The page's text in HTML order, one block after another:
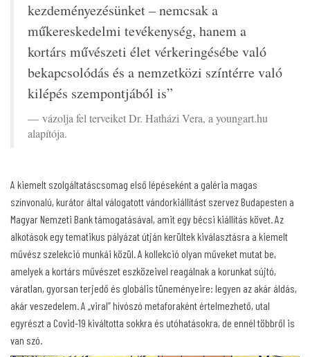
kezdeményezésünket – nemcsak a
műkereskedelmi tevékenység, hanem a
kortárs művészeti élet vérkeringésébe való
bekapcsolódás és a nemzetközi színtérre való
kilépés szempontjából is”
vázolja fel terveiket Dr. Hatházi Vera, a youngart.hu
alapítója.
A kiemelt szolgáltatáscsomag első lépéseként a galéria magas
színvonalú, kurátor által válogatott vándorkiállítást szervez Budapesten a
Magyar Nemzeti Bank támogatásával, amit egy bécsi kiállítás követ. Az
alkotások egy tematikus pályázat útján kerültek kiválasztásra a kiemelt
művész szelekció munkái közül. A kollekció olyan műveket mutat be,
amelyek a kortárs művészet eszközeivel reagálnak a korunkat sújtó,
váratlan, gyorsan terjedő és globális tüneményeire: legyen az akár áldás,
akár veszedelem. A „viral” hívószó metaforaként értelmezhető, utal
egyrészt a Covid-19 kiváltotta sokkra és utóhatásokra, de ennél többről is
van szó.